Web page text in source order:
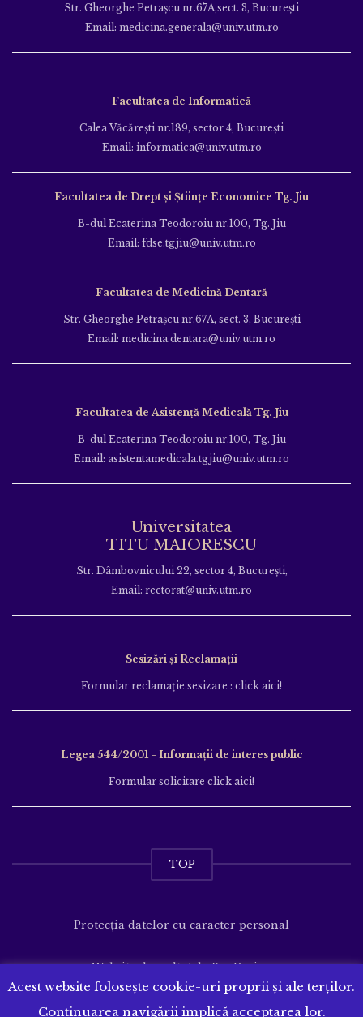
Str. Gheorghe Petraşcu nr.67A,sect. 3, Bucureşti
Email: medicina.generala@univ.utm.ro
Facultatea de Informatică
Calea Văcăreşti nr.189, sector 4, Bucureşti
Email: informatica@univ.utm.ro
Facultatea de Drept și Științe Economice Tg. Jiu
B-dul Ecaterina Teodoroiu nr.100, Tg. Jiu
Email: fdse.tgjiu@univ.utm.ro
Facultatea de Medicină Dentară
Str. Gheorghe Petraşcu nr.67A, sect. 3, Bucureşti
Email: medicina.dentara@univ.utm.ro
Facultatea de Asistență Medicală Tg. Jiu
B-dul Ecaterina Teodoroiu nr.100, Tg. Jiu
Email: asistentamedicala.tgjiu@univ.utm.ro
Universitatea
TITU MAIORESCU
Str. Dâmbovnicului 22, sector 4, București,
Email: rectorat@univ.utm.ro
Sesizări și Reclamații
Formular reclamație sesizare : click aici!
Legea 544/2001 - Informații de interes public
Formular solicitare click aici!
TOP
Protecția datelor cu caracter personal
Website dezvoltat deSenDesign
Acest website folosește cookie-uri proprii și ale terților.
Continuarea navigării implică acceptarea lor.